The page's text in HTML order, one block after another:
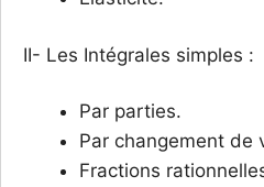
II- Les Intégrales simples :
Par parties.
Par changement de
Fractions